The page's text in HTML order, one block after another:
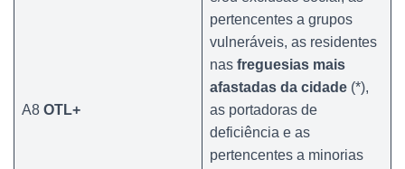
A8 OTL+
pertencentes a grupos
vulneráveis, as residentes
nas freguesias mais
afastadas da cidade (*),
as portadoras de
deficiência e as
pertencentes a minorias